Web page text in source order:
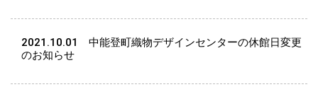
2021.10.01
中能登町織物デザインセンターの休館日変更
のお知らせ